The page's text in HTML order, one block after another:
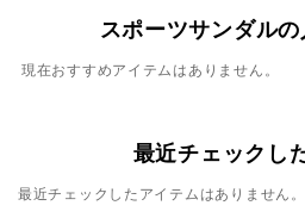
スポーツサンダル
現在おすすめアイテムはありません。
最近チェックし
最近チェックしたアイテムはありません。